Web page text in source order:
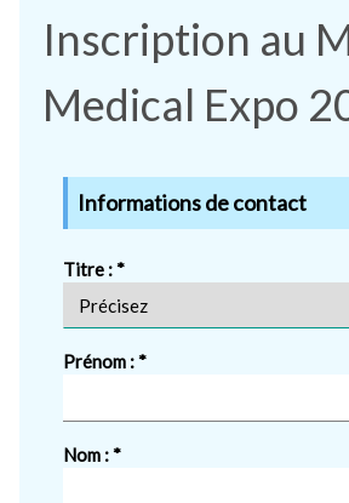
Inscription au
Medical Expo
Informations de contact
Titre :
Prénom :
Nom :